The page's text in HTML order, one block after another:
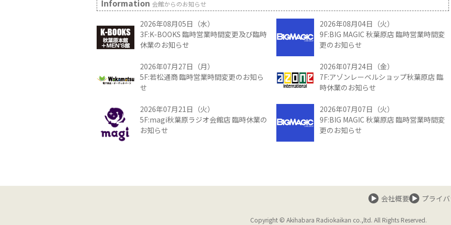
Information 会館からのお知らせ
2026年08月05日（水）
3F:K-BOOKS 臨時営業時間変更及び臨時
休業のお知らせ
2026年08月04日（火）
9F:BIG MAGIC 秋葉原店 臨時営業時間変
更のお知らせ
2026年07月27日（月）
5F:若松通商 臨時営業時間変更のお知ら
せ
2026年07月24日（金）
7F:アゾンレーベルショップ秋葉原店 臨
時休業のお知らせ
2026年07月21日（火）
5F:magi秋葉原ラジオ会館店 臨時休業の
お知らせ
2026年07月07日（火）
9F:BIG MAGIC 秋葉原店 臨時営業時間変
更のお知らせ
会社概要 プライ
Copyright © Akihabara Radiokaikan co.,ltd. All Rights Reserved.